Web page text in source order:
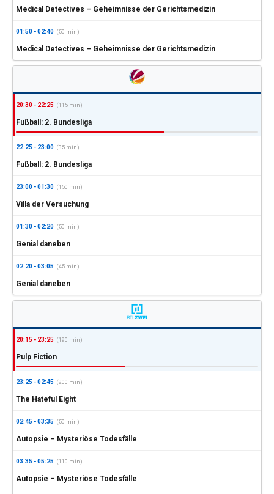
Medical Detectives – Geheimnisse der Gerichtsmedizin
01:50 - 02:40 (50 min)
Medical Detectives – Geheimnisse der Gerichtsmedizin
20:30 - 22:25 (115 min)
Fußball: 2. Bundesliga
22:25 - 23:00 (35 min)
Fußball: 2. Bundesliga
23:00 - 01:30 (150 min)
Villa der Versuchung
01:30 - 02:20 (50 min)
Genial daneben
02:20 - 03:05 (45 min)
Genial daneben
20:15 - 23:25 (190 min)
Pulp Fiction
23:25 - 02:45 (200 min)
The Hateful Eight
02:45 - 03:35 (50 min)
Autopsie – Mysteriöse Todesfälle
03:35 - 05:25 (110 min)
Autopsie – Mysteriöse Todesfälle